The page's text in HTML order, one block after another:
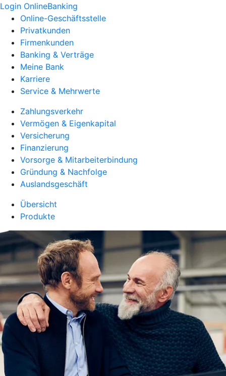
Login OnlineBanking
Online-Geschäftsstelle
Privatkunden
Firmenkunden
Banking & Verträge
Meine Bank
Karriere
Service & Mehrwerte
Zahlungsverkehr
Vermögen & Eigenkapital
Versicherung
Finanzierung
Vorsorge & Mitarbeiterbindung
Gründung & Nachfolge
Auslandsgeschäft
Übersicht
Produkte